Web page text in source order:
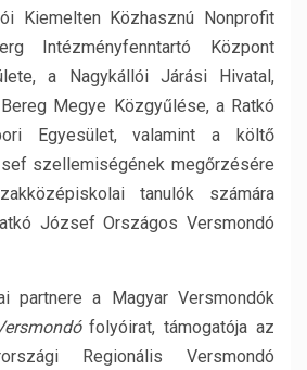
Kiemelten Közhasznú Nonprofit
Intézményfenntartó Központ
a Nagykállói Járási Hivatal,
Megye Közgyűlése, a Ratkó
Egyesület, valamint a költő
szellemiségének megőrzésére
tanulók számára
József Országos Versmondó
partnere a Magyar Versmondók
folyóirat, támogatója az
Regionális Versmondó